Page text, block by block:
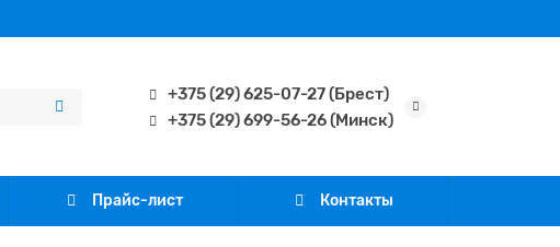
+375 (29) 625-07-27 (Брест)
+375 (29) 699-56-26 (Минск)
Прайс-лист Контакты